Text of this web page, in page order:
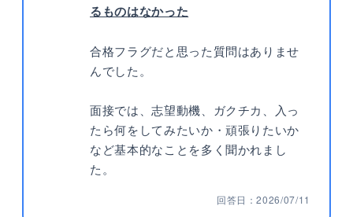
るものはなかった
合格フラグだと思った質問はありませ
んでした。
面接では、志望動機、ガクチカ、入っ
たら何をしてみたいか・頑張りたいか
など基本的なことを多く聞かれまし
た。
回答日：2026/07/11